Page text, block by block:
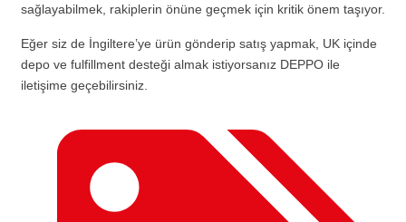
sağlayabilmek, rakiplerin önüne geçmek için kritik önem taşıyor.
Eğer siz de İngiltere’ye ürün gönderip satış yapmak, UK içinde
depo ve fulfillment desteği almak istiyorsanız DEPPO ile
iletişime geçebilirsiniz.